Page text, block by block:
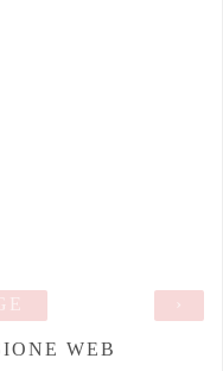
›
WEB